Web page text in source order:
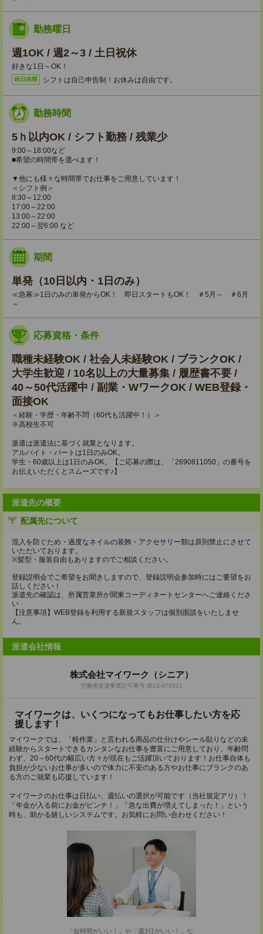
勤務曜日
週1OK / 週2～3 / 土日祝休
好きな1日～OK！
休日休暇 シフトは自己申告制！お休みは自由です。
勤務時間
5ｈ以内OK / シフト勤務 / 残業少
9:00～18:00など
■希望の時間帯を選べます！
▼他にも様々な時間帯でお仕事をご用意しています！
＜シフト例＞
8:30～12:00
17:00～22:00
13:00～22:00
22:00～翌6:00 など
期間
単発（10日以内・1日のみ）
≪急募≫1日のみの単発からOK！ 即日スタートもOK！ ＃5月～ ＃6月
～
応募資格・条件
職種未経験OK / 社会人未経験OK / ブランクOK /
大学生歓迎 / 10名以上の大量募集 / 履歴書不要 /
40～50代活躍中 / 副業・WワークOK / WEB登録・
面接OK
＜経験・学歴・年齢不問（60代も活躍中！）＞
※高校生不可
派遣は派遣法に基づく就業となります。
アルバイト・パートは1日のみOK。
学生・60歳以上は1日のみOK。【ご応募の際は、「2690811050」の番号を
お伝えいただくとスムーズです♪】
派遣先の概要
配属先について
混入を防ぐため・過度なネイルの装飾・アクセサリー類は原則禁止にさせて
いただいております。
※髪型・服装自由もありますのでご相談ください。
登録説明会でご希望をお聞きしますので、登録説明会参加時にはご要望をお
話しください！
派遣先の確認は、所属営業所か関東コーディネートセンターへご連絡くださ
い
【注意事項】WEB登録を利用する新規スタッフは個別面談をいたしませ
ん。
派遣会社情報
株式会社マイワーク（シニア）
労働者派遣事業許可番号:派13-070511
マイワークは、いくつになってもお仕事したい方を応
援します！
マイワークでは、「軽作業」と言われる商品の仕分けやシール貼りなどの未
経験からスタートできるカンタンなお仕事を豊富にご用意しており、年齢問
わず、20～60代の幅広い方々が現在もご活躍頂いております！お仕事自体も
負担が少ないお仕事が多いので体力に不安のある方やお仕事にブランクのあ
る方のご就業も応援しています！
マイワークのお仕事は日払い、週払いの選択が可能です（当社規定アリ）！
「年金が入る前にお金がピンチ！」「急な出費が増えてしまった！」という
時も、助かる嬉しいシステムです。お気軽にお問い合わせください！
「短時間がいい！」や「週3日がいい！」な